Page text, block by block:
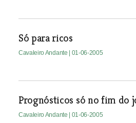
Só para ricos
Cavaleiro Andante | 01-06-2005
Prognósticos só no fim do
Cavaleiro Andante | 01-06-2005